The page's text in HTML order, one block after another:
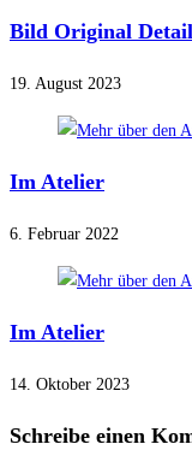
Bild Original Detail
19. August 2023
Im Atelier
6. Februar 2022
Im Atelier
14. Oktober 2023
Schreibe einen